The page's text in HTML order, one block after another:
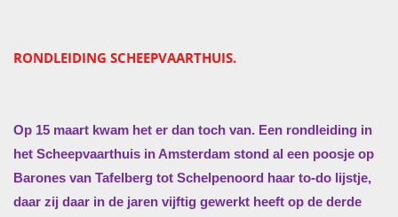
RONDLEIDING SCHEEPVAARTHUIS.
Op 15 maart kwam het er dan toch van. Een rondleiding in
het Scheepvaarthuis in Amsterdam stond al een poosje op
Barones van Tafelberg tot Schelpenoord haar to-do lijstje,
daar zij daar in de jaren vijftig gewerkt heeft op de derde